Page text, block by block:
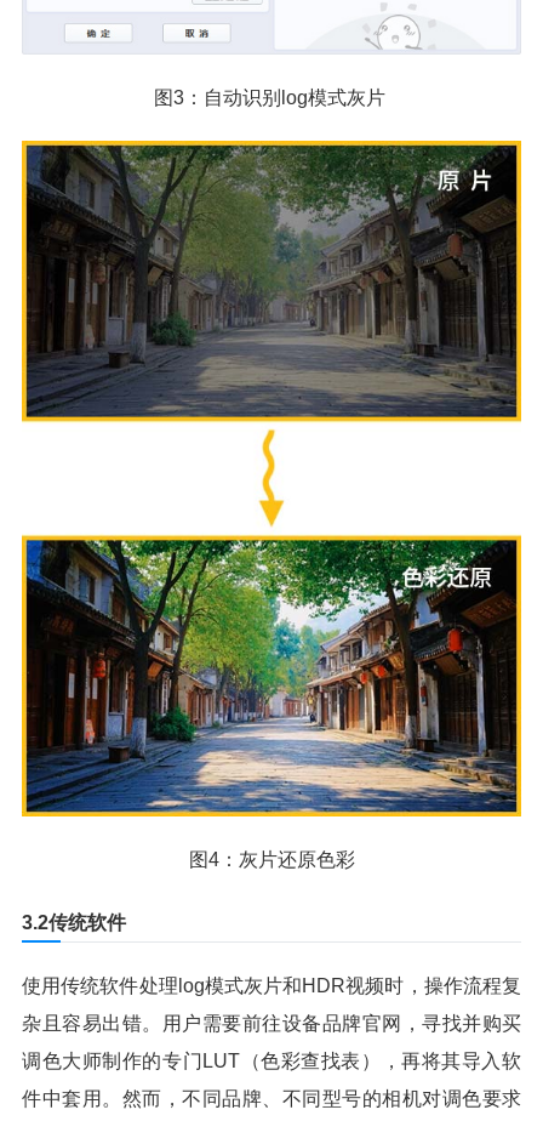
图3：自动识别log模式灰片
图4：灰片还原色彩
3.2传统软件
使用传统软件处理log模式灰片和HDR视频时，操作流程复
杂且容易出错。用户需要前往设备品牌官网，寻找并购买
调色大师制作的专门LUT（色彩查找表），再将其导入软
件中套用。然而，不同品牌、不同型号的相机对调色要求